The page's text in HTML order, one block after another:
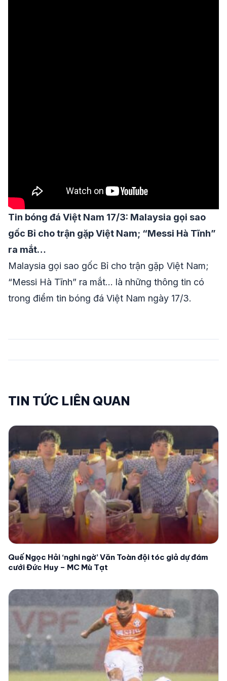
Tin bóng đá Việt Nam 17/3: Malaysia gọi sao
gốc Bỉ cho trận gặp Việt Nam; “Messi Hà Tĩnh”
ra mắt…
Malaysia gọi sao gốc Bỉ cho trận gặp Việt Nam;
“Messi Hà Tĩnh” ra mắt… là những thông tin có
trong điểm tin bóng đá Việt Nam ngày 17/3.
TIN TỨC LIÊN QUAN
Quế Ngọc Hải ‘nghi ngờ’ Văn Toàn đội tóc giả dự đám
cưới Đức Huy – MC Mù Tạt